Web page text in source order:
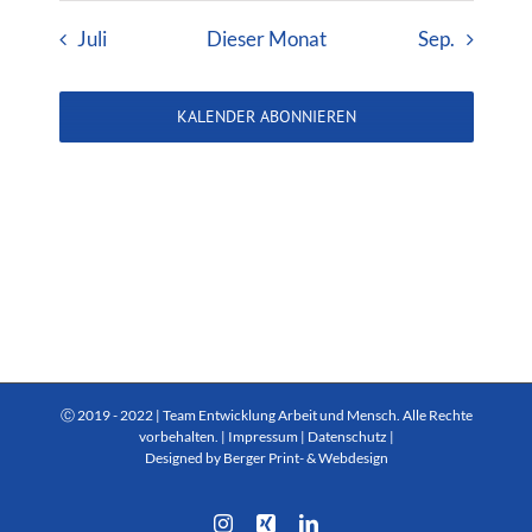
Juli Dieser Monat Sep.
KALENDER ABONNIEREN
Ⓒ 2019 - 2022 | Team Entwicklung Arbeit und Mensch. Alle Rechte
vorbehalten. | Impressum| Datenschutz |
Designed by Berger Print- & Webdesign
Instagram
Xing LinkedIn